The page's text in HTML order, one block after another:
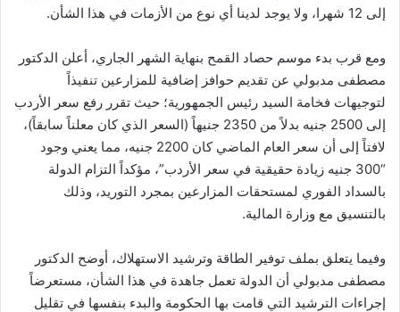
إلى 12 شهرا، ولا يوجد لدينا أي نوع من الأزمات في هذا الشأن.
ومع قرب بدء موسم حصاد القمح بنهاية الشهر الجاري، أعلن الدكتور
مصطفى مدبولي عن تقديم حوافز إضافية للمزارعين تنفيذاً
لتوجيهات فخامة السيد رئيس الجمهورية؛ حيث تقرر رفع سعر الأردب
إلى 2500 جنيه بدلاً من 2350 جنيهاً (السعر الذي كان معلناً سابقاً)،
لافتاً إلى أن سعر العام الماضي كان 2200 جنيه، مما يعني وجود
“300 جنيه زيادة حقيقية في سعر الأردب”، مؤكداً التزام الدولة
بالسداد الفوري لمستحقات المزارعين بمجرد التوريد، وذلك
بالتنسيق مع وزارة المالية.
وفيما يتعلق بملف توفير الطاقة وترشيد الاستهلاك، أوضح الدكتور
مصطفى مدبولي أن الدولة تعمل جاهدة في هذا الشأن، مستعرضاً
إجراءات الترشيد التي قامت بها الحكومة والبدء بنفسها في تقليل